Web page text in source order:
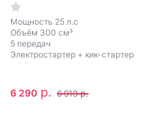
Мощность 25 л.с
Объём 300 см³
5 передач
Электростартер + кик-стартер
6 290 р. 6 919 р.